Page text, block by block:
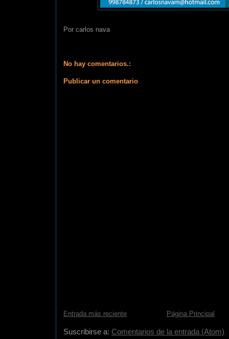
Por carlos nava
No hay comentarios.:
Publicar un comentario
Entrada más reciente Página Principal
Suscribirse a: Comentarios de la entrada (Atom)